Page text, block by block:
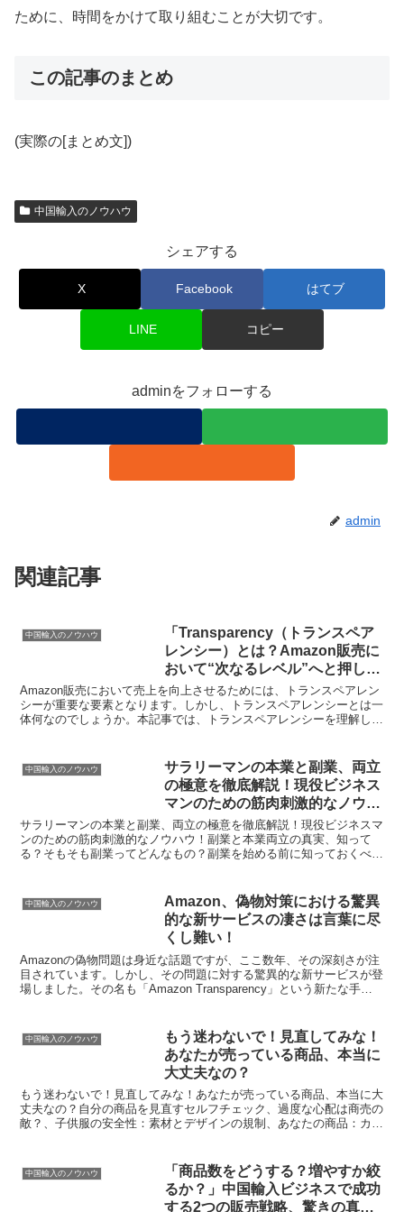
ために、時間をかけて取り組むことが大切です。
この記事のまとめ
(実際の[まとめ文])
中国輸入のノウハウ
シェアする
X Facebook はてブ
LINE コピー
adminをフォローする
admin
関連記事
中国輸入のノウハウ
「Transparency（トランスペア
レンシー）とは？Amazon販売に
おいて“次なるレベル”へと押し上
げる究極の戦略とは？」
Amazon販売において売上を向上させるためには、トランスペアレン
シーが重要な要素となります。しかし、トランスペアレンシーとは一
体何なのでしょうか。本記事では、トランスペアレンシーを理解し、
中国輸入のノウハウ
サラリーマンの本業と副業、両立
の極意を徹底解説！現役ビジネス
マンのための筋肉刺激的なノウハ
ウ！
サラリーマンの本業と副業、両立の極意を徹底解説！現役ビジネスマ
ンのための筋肉刺激的なノウハウ！副業と本業両立の真実、知って
る？そもそも副業ってどんなもの？副業を始める前に知っておくべき
中国輸入のノウハウ
Amazon、偽物対策における驚異
的な新サービスの凄さは言葉に尽
くし難い！
Amazonの偽物問題は身近な話題ですが、ここ数年、その深刻さが注
目されています。しかし、その問題に対する驚異的な新サービスが登
場しました。その名も「Amazon Transparency」という新たな手法
中国輸入のノウハウ
もう迷わないで！見直してみな！
あなたが売っている商品、本当に
大丈夫なの？
もう迷わないで！見直してみな！あなたが売っている商品、本当に大
丈夫なの？自分の商品を見直すセルフチェック、過度な心配は商売の
敵？、子供服の安全性：素材とデザインの規制、あなたの商品：カテ
中国輸入のノウハウ
「商品数をどうする？増やすか絞
るか？」中国輸入ビジネスで成功
する2つの販売戦略、驚きの真実